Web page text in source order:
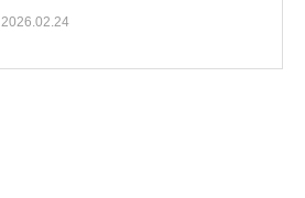
2026.02.24